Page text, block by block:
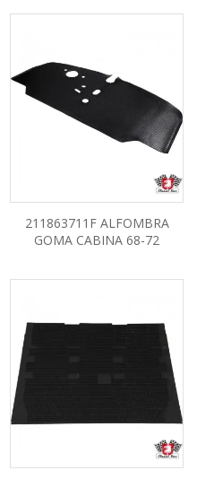
211863711F ALFOMBRA
GOMA CABINA 68-72